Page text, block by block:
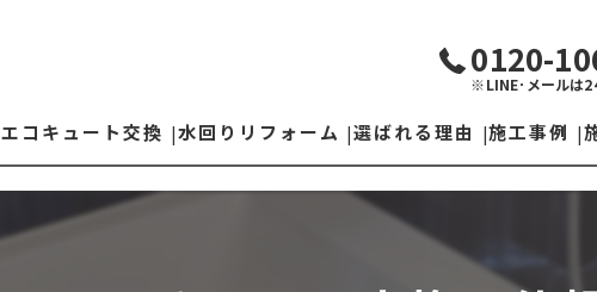
0120-
※LINE･メールは
エコキュート交換
エコキュート修理
水回りリフォーム 選ばれる理由
施工の流れ
施工事例